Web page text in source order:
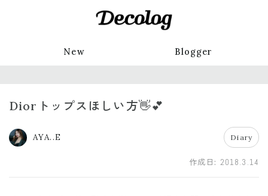
New Blogger
Diorトップスほしい方👋💕
AYA..E Diary
作成日: 2018.3.14